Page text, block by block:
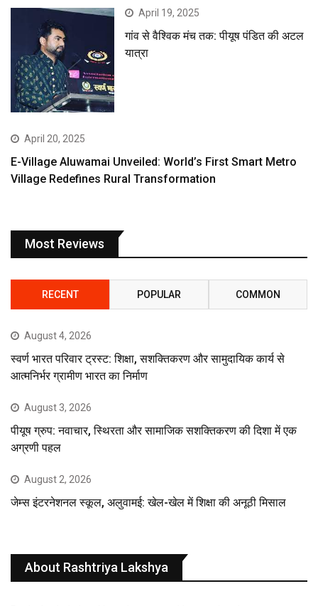
April 19, 2025
गांव से वैश्विक मंच तक: पीयूष पंडित की अटल
यात्रा
April 20, 2025
E-Village Aluwamai Unveiled: World’s First Smart Metro
Village Redefines Rural Transformation
Most Reviews
RECENT POPULAR COMMON
August 4, 2026
स्वर्ण भारत परिवार ट्रस्ट: शिक्षा, सशक्तिकरण और सामुदायिक कार्य से
आत्मनिर्भर ग्रामीण भारत का निर्माण
August 3, 2026
पीयूष ग्रुप: नवाचार, स्थिरता और सामाजिक सशक्तिकरण की दिशा में एक
अग्रणी पहल
August 2, 2026
जेम्स इंटरनेशनल स्कूल, अलुवामई: खेल-खेल में शिक्षा की अनूठी मिसाल
About Rashtriya Lakshya